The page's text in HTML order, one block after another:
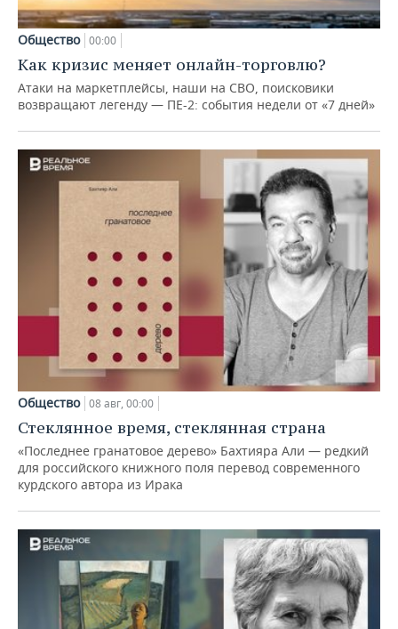
Общество 00:00
Как кризис меняет онлайн-торговлю?
Атаки на маркетплейсы, наши на СВО, поисковики
возвращают легенду — ПЕ-2: события недели от «7 дней»
Общество 08 авг, 00:00
Стеклянное время, стеклянная страна
«Последнее гранатовое дерево» Бахтияра Али — редкий
для российского книжного поля перевод современного
курдского автора из Ирака